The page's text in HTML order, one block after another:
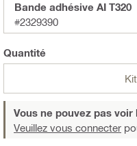
Bande adhésive AI T320
#2329390
Quantité
Vous ne pouvez pas
Veuillez vous connecter